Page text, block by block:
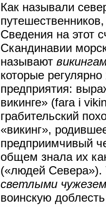
Как называли
Сведения на этот
Скандинавии
называют
которые
предприятия:
викинге» (fara i
грабительский
«викинг»,
предприимчивый
общем знала их
(«людей
светлыми
воинскую